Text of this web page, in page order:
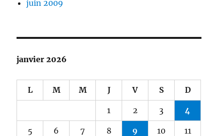
juin 2009
janvier 2026
L M M J V S D
1 2 3 4
5 6 7 8 9 10 11